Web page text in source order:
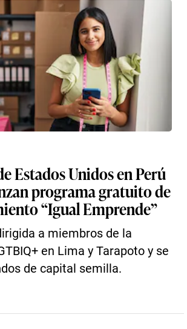
Estados Unidos en Perú
programa gratuito de
“Igual Emprende”
a miembros de la
en Lima y Tarapoto y se
de capital semilla.